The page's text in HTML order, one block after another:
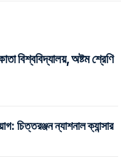
বিশ্ববিদ্যালয়, অষ্টম শ্রেণি
চিত্তরঞ্জন ন্যাশনাল ক্যান্সার